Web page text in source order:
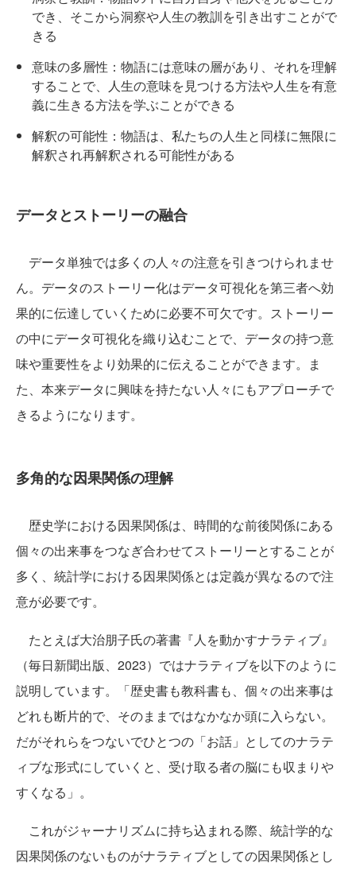
でき、そこから洞察や人生の教訓を引き出すことがで
きる
意味の多層性：物語には意味の層があり、それを理解
することで、人生の意味を見つける方法や人生を有意
義に生きる方法を学ぶことができる
解釈の可能性：物語は、私たちの人生と同様に無限に
解釈され再解釈される可能性がある
データとストーリーの融合
データ単独では多くの人々の注意を引きつけられませ
ん。データのストーリー化はデータ可視化を第三者へ効
果的に伝達していくために必要不可欠です。ストーリー
の中にデータ可視化を織り込むことで、データの持つ意
味や重要性をより効果的に伝えることができます。ま
た、本来データに興味を持たない人々にもアプローチで
きるようになります。
多角的な因果関係の理解
歴史学における因果関係は、時間的な前後関係にある
個々の出来事をつなぎ合わせてストーリーとすることが
多く、統計学における因果関係とは定義が異なるので注
意が必要です。
たとえば大治朋子氏の著書『人を動かすナラティブ』
（毎日新聞出版、2023）ではナラティブを以下のように
説明しています。「歴史書も教科書も、個々の出来事は
どれも断片的で、そのままではなかなか頭に入らない。
だがそれらをつないでひとつの「お話」としてのナラテ
ィブな形式にしていくと、受け取る者の脳にも収まりや
すくなる」。
これがジャーナリズムに持ち込まれる際、統計学的な
因果関係のないものがナラティブとしての因果関係とし